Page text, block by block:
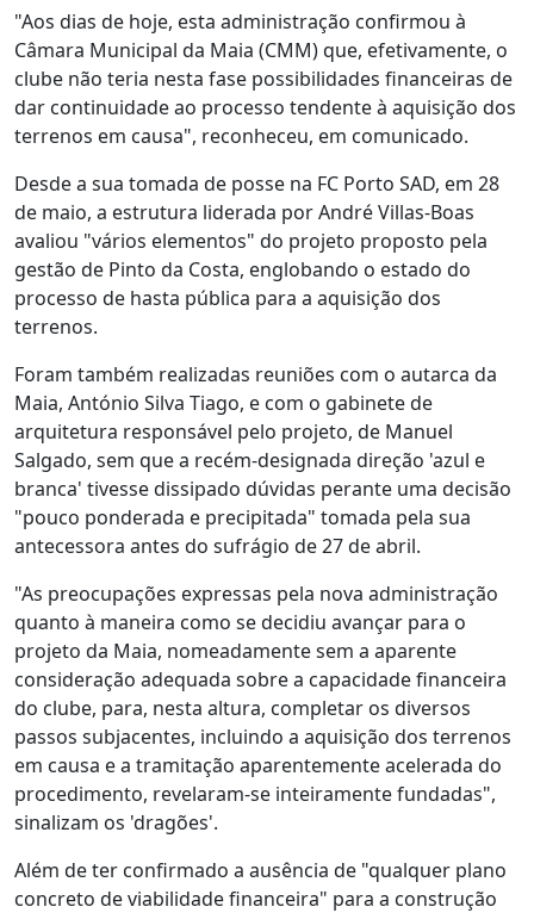
"Aos dias de hoje, esta administração confirmou à
Câmara Municipal da Maia (CMM) que, efetivamente, o
clube não teria nesta fase possibilidades financeiras de
dar continuidade ao processo tendente à aquisição dos
terrenos em causa", reconheceu, em comunicado.
Desde a sua tomada de posse na FC Porto SAD, em 28
de maio, a estrutura liderada por André Villas-Boas
avaliou "vários elementos" do projeto proposto pela
gestão de Pinto da Costa, englobando o estado do
processo de hasta pública para a aquisição dos
terrenos.
Foram também realizadas reuniões com o autarca da
Maia, António Silva Tiago, e com o gabinete de
arquitetura responsável pelo projeto, de Manuel
Salgado, sem que a recém-designada direção 'azul e
branca' tivesse dissipado dúvidas perante uma decisão
"pouco ponderada e precipitada" tomada pela sua
antecessora antes do sufrágio de 27 de abril.
"As preocupações expressas pela nova administração
quanto à maneira como se decidiu avançar para o
projeto da Maia, nomeadamente sem a aparente
consideração adequada sobre a capacidade financeira
do clube, para, nesta altura, completar os diversos
passos subjacentes, incluindo a aquisição dos terrenos
em causa e a tramitação aparentemente acelerada do
procedimento, revelaram-se inteiramente fundadas",
sinalizam os 'dragões'.
Além de ter confirmado a ausência de "qualquer plano
concreto de viabilidade financeira" para a construção